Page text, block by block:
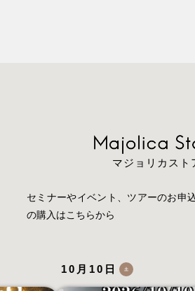
マジョリカスト
セミナーやイベント、ツアーのお申
の購入はこちらから
10月10日 土